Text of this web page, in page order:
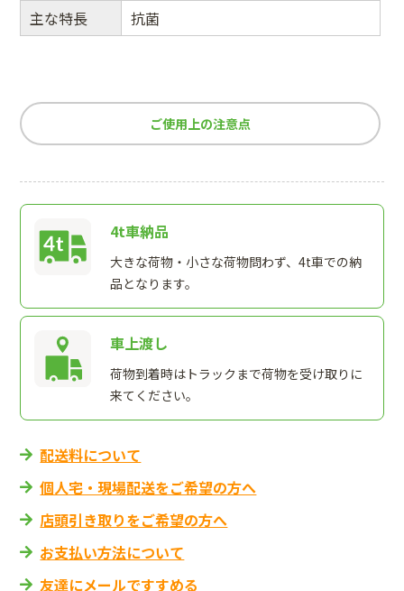
主な特長 抗菌
ご使用上の注意点
4t車納品
大きな荷物・小さな荷物問わず、4t車での納
品となります。
車上渡し
荷物到着時はトラックまで荷物を受け取りに
来てください。
配送料について
個人宅・現場配送をご希望の方へ
店頭引き取りをご希望の方へ
お支払い方法について
友達にメールですすめる